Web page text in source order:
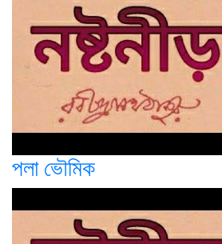
পলা ভৌমিক